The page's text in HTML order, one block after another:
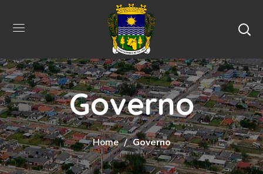
Governo
Home Governo